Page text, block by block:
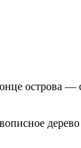
острова —